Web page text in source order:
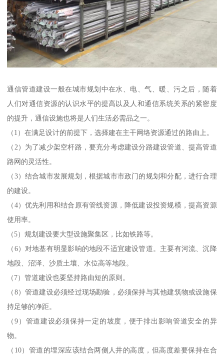
通信管道建设一般在城市规划中在水、电、气、暖、污之后，随着
人们对通信资源的认识水平的提高以及人和通信系统关系的紧密度
的提升，通信设施也将是人们生活必需品之一。
（1）在满足设计的前提下，选择建在主干网络资源通过的路由上。
（2）为了减少架空杆路，要充分考虑建设分路建设管道、提高管道
路网的灵活性。
（3）结合城市发展规划，根据城市市政门的规划和分配，进行合理
的建设。
（4）优先利用和结合原有管线资源，降低建设投资规模，提高资源
使用率。
（5）规划建设要大型设施聚集区，比如铁路等。
（6）对地基有明显影响的地段不适宜建设管道。主要有河流、沉降
地段、沼泽、沙质土壤、水位高等地段。
（7）管道建设也要坚持路由短的原则。
（8）管道建设必须经过现场勘验，必须保持与其他建筑物或设施保
持足够的净距。
（9）管道建设必须保持一定的坡度，便于排出影响管道安全的异
物。
（10）管道的埋深应该结合两侧人井的高度，但高度差要保持在合